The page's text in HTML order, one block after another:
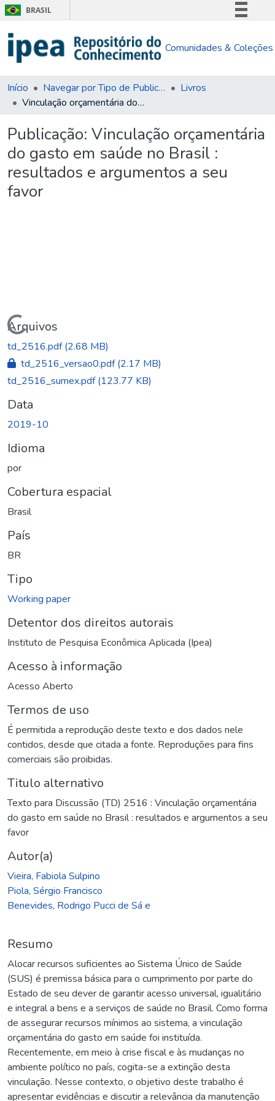
BRASIL
Comunica BR
Acesso à informação
Comunidades & Coleções
Início Navegar por Tipo de Publicação
Livros
Vinculação orçamentária do gasto em saúde no Brasil : resultados e argumentos a seu favor
Publicação: Vinculação orçamentária
do gasto em saúde no Brasil :
resultados e argumentos a seu
favor
Carregando...
Arquivos
td_2516.pdf(2.68 MB)
td_2516_versao0.pdf(2.17 MB)
td_2516_sumex.pdf(123.77 KB)
Data
2019-10
Idioma
por
Cobertura espacial
Brasil
País
BR
Tipo
Working paper
Detentor dos direitos autorais
Instituto de Pesquisa Econômica Aplicada (Ipea)
Acesso à informação
Acesso Aberto
Termos de uso
É permitida a reprodução deste texto e dos dados nele
contidos, desde que citada a fonte. Reproduções para fins
comerciais são proibidas.
Titulo alternativo
Texto para Discussão (TD) 2516 : Vinculação orçamentária
do gasto em saúde no Brasil : resultados e argumentos a seu
favor
Autor(a)
Vieira, Fabiola Sulpino
Piola, Sérgio Francisco
Benevides, Rodrigo Pucci de Sá e
Resumo
Alocar recursos suficientes ao Sistema Único de Saúde
(SUS) é premissa básica para o cumprimento por parte do
Estado de seu dever de garantir acesso universal, igualitário
e integral a bens e a serviços de saúde no Brasil. Como forma
de assegurar recursos mínimos ao sistema, a vinculação
orçamentária do gasto em saúde foi instituída.
Recentemente, em meio à crise fiscal e às mudanças no
ambiente político no país, cogita-se a extinção desta
vinculação. Nesse contexto, o objetivo deste trabalho é
apresentar evidências e discutir a relevância da manutenção